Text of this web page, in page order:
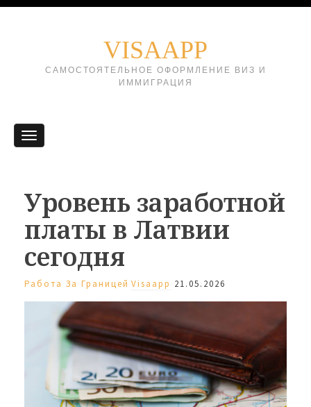
VISAAPP
САМОСТОЯТЕЛЬНОЕ ОФОРМЛЕНИЕ ВИЗ И
ИММИГРАЦИЯ
Уровень заработной
платы в Латвии
сегодня
Работа За Границей Visaapp 21.05.2026